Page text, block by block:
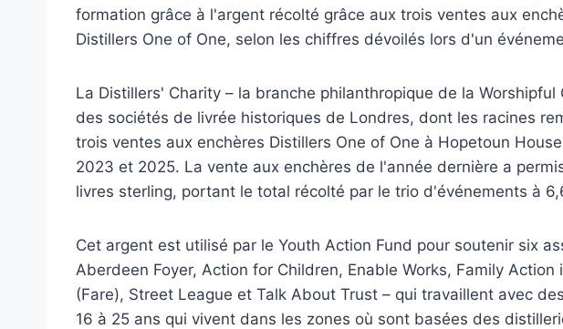
formation grâce à l'argent récolté grâce aux trois ventes aux
Distillers One of One, selon les chiffres dévoilés lors d'un
La Distillers' Charity – la branche philanthropique de la
des sociétés de livrée historiques de Londres, dont les racines
trois ventes aux enchères Distillers One of One à Hopetoun
2023 et 2025. La vente aux enchères de l'année dernière a
livres sterling, portant le total récolté par le trio d'événements à
Cet argent est utilisé par le Youth Action Fund pour soutenir six
Aberdeen Foyer, Action for Children, Enable Works, Family Action
(Fare), Street League et Talk About Trust – qui travaillent avec
16 à 25 ans qui vivent dans les zones où sont basées des